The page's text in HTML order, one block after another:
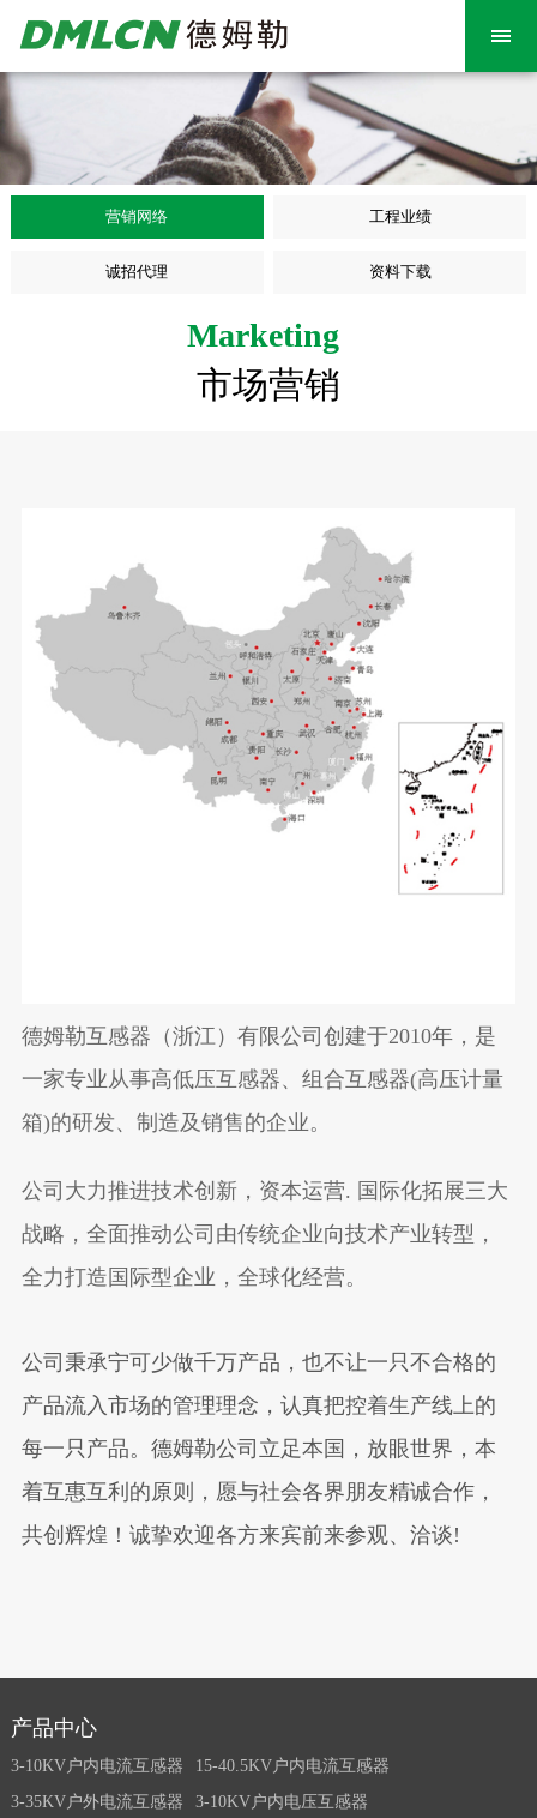
营销网络 工程业绩
诚招代理 资料下载
Marketing
市场营销
德姆勒互感器（浙江）有限公司创建于2010年，是
一家专业从事高低压互感器、组合互感器(高压计量
箱)的研发、制造及销售的企业。
公司大力推进技术创新，资本运营. 国际化拓展三大
战略，全面推动公司由传统企业向技术产业转型，
全力打造国际型企业，全球化经营。
公司秉承宁可少做千万产品，也不让一只不合格的
产品流入市场的管理理念，认真把控着生产线上的
每一只产品。 德姆勒公司立足本国，放眼世界，本
着互惠互利的原则，愿与社会各界朋友精诚合作，
共创辉煌！诚挚欢迎各方来宾前来参观、洽谈!
产品中心
3-10KV户内电流互感器
15-40.5KV户内电流互感器
3-35KV户外电流互感器
3-10KV户内电压互感器